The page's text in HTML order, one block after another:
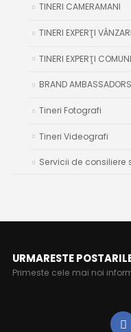
TINERI CAMERAMANI
TINERI EXPERŢI VÂNZARI
TINERI EXPERŢI
BRAND AMBASSADORS
Tineri Fotografi
Tineri Videografi
Servicii de consiliere
URMARESTE
Primeste cele mai noi